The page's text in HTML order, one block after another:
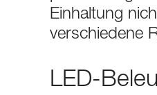
Einhaltung
verschiedene
LED-